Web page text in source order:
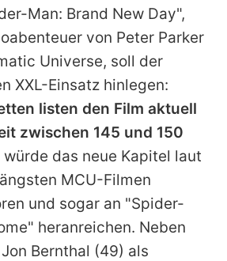
runterladen
Team
Richtlinien
Impressum
Utiq verwalten
Man: Brand New Day",
von Peter Parker
Universe, soll der
XXL-Einsatz hinlegen:
listen den Film aktuell
zwischen 145 und 150
würde das neue Kapitel laut
MCU-Filmen
und sogar an "Spider-
heranreichen. Neben
Jon Bernthal (49) als